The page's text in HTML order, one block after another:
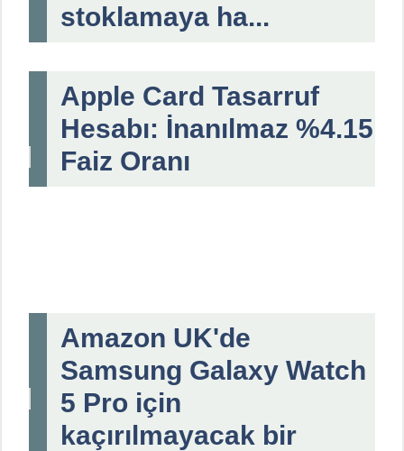
stoklamaya ha...
Apple Card Tasarruf
Hesabı: İnanılmaz %4.15
Faiz Oranı
Amazon UK'de
Samsung Galaxy Watch
5 Pro için
kaçırılmayacak bir